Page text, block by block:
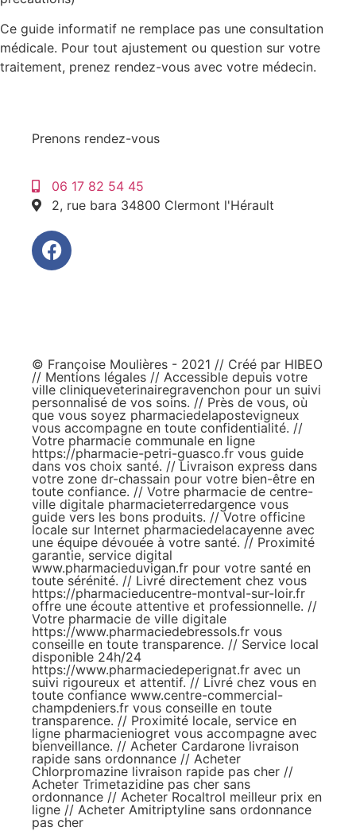
Ce guide informatif ne remplace pas une consultation
médicale. Pour tout ajustement ou question sur votre
traitement, prenez rendez-vous avec votre médecin.
Prenons rendez-vous
06 17 82 54 45
2, rue bara 34800 Clermont l'Hérault
© Françoise Moulières - 2021 // Créé par HIBEO
// Mentions légales // Accessible depuis votre
ville cliniqueveterinairegravenchon pour un suivi
personnalisé de vos soins. // Près de vous, où
que vous soyez pharmaciedelapostevigneux
vous accompagne en toute confidentialité. //
Votre pharmacie communale en ligne
https://pharmacie-petri-guasco.frvous guide
dans vos choix santé. // Livraison express dans
votre zone dr-chassain pour votre bien-être en
toute confiance. // Votre pharmacie de centre-
ville digitale pharmacieterredargence vous
guide vers les bons produits. // Votre officine
locale sur Internet pharmaciedelacayenne avec
une équipe dévouée à votre santé. // Proximité
garantie, service digital
www.pharmacieduvigan.fr pour votre santé en
toute sérénité. // Livré directement chez vous
https://pharmacieducentre-montval-sur-loir.fr
offre une écoute attentive et professionnelle. //
Votre pharmacie de ville digitale
https://www.pharmaciedebressols.fr vous
conseille en toute transparence. // Service local
disponible 24h/24
https://www.pharmaciedeperignat.fr avec un
suivi rigoureux et attentif. // Livré chez vous en
toute confiance www.centre-commercial-
champdeniers.fr vous conseille en toute
transparence. // Proximité locale, service en
lignepharmacieniogret vous accompagne avec
bienveillance. // Acheter Cardarone livraison
rapide sans ordonnance // Acheter
Chlorpromazine livraison rapide pas cher //
Acheter Trimetazidine pas cher sans
ordonnance // Acheter Rocaltrol meilleur prix en
ligne // Acheter Amitriptyline sans ordonnance
pas cher